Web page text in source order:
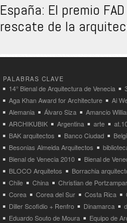
España: El premio
rescate de la
PALABRAS CLAVE
14° Bienal de Arquitectura de Venecia
Aga Khan Award for Architecture
Ai
Alemania
Álvaro Siza Amancio
ARCHIKUBIK
Argentina arte
BAK arquitectos
Banco Ciudad
Besonias Almeida Arquitectos
Bienal de Venecia 2010
Bienal de
BLOCO Arquitetos
Borrachia
Chile
China Christian de
Corea
Corea del Sur Costa Rica
Diller Scofidio + Renfro
Dinamarca
Eduardo Souto de Moura
Equipo de